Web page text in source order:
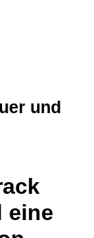
und
eine